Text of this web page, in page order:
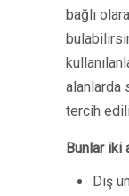
bağlı
alanlarda
tercih
Bunlar iki
Dış